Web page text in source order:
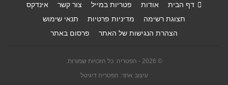
דף הבית אודות פטריות במייל צור קשר
אינדקס
תצוגת רשימה
מדיניות פרטיות
תנאי שימוש
הצהרת הנגישות של האתר
פרסום באתר
© 2026 - הפטריה. כל הזכויות שמורות.
עיצוב אתר: הפטריה דיגיטל